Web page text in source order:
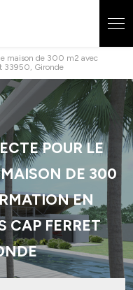
maison de 300 m2 avec
33950, Gironde
POUR LE
DE 300
EN
CAP FERRET